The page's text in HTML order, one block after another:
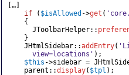
[…]
if
( $isAllowed ->get (
{
JToolbarHelper::
}
JHtmlSidebar::addEntry(
      view=locations'
);
$this ->sidebar =
parent::display( $tpl );